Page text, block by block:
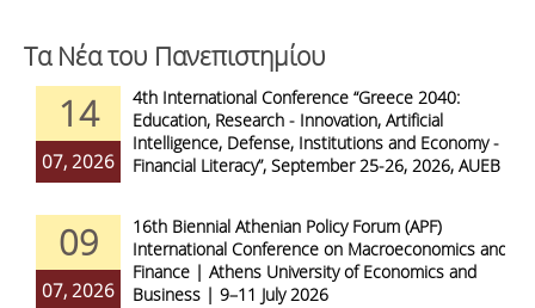
Τα Νέα του Πανεπιστημίου
14
07, 2026
4th International Conference “Greece 2040:
Education, Research - Innovation, Artificial
Intelligence, Defense, Institutions and Economy -
Financial Literacy”, September 25-26, 2026, AUEB
09
07, 2026
16th Biennial Athenian Policy Forum (APF)
International Conference on Macroeconomics and
Finance | Athens University of Economics and
Business | 9–11 July 2026